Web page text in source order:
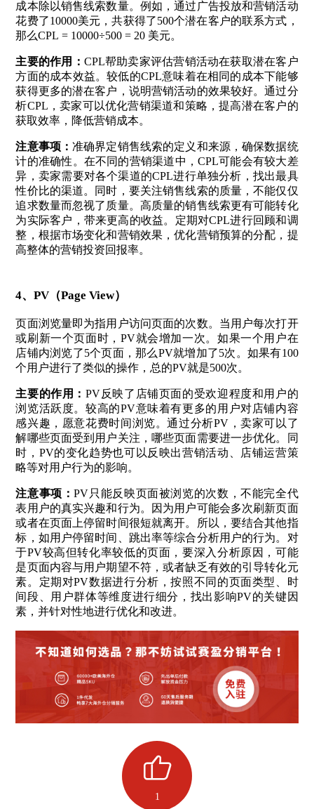
成本除以销售线索数量。例如，通过广告投放和营销活动
花费了10000美元，共获得了500个潜在客户的联系方式，
那么CPL = 10000÷500 = 20 美元。
主要的作用： CPL帮助卖家评估营销活动在获取潜在客户
方面的成本效益。较低的CPL意味着在相同的成本下能够
获得更多的潜在客户，说明营销活动的效果较好。通过分
析CPL，卖家可以优化营销渠道和策略，提高潜在客户的
获取效率，降低营销成本。
注意事项：准确界定销售线索的定义和来源，确保数据统
计的准确性。在不同的营销渠道中，CPL可能会有较大差
异，卖家需要对各个渠道的CPL进行单独分析，找出最具
性价比的渠道。同时，要关注销售线索的质量，不能仅仅
追求数量而忽视了质量。高质量的销售线索更有可能转化
为实际客户，带来更高的收益。定期对CPL进行回顾和调
整，根据市场变化和营销效果，优化营销预算的分配，提
高整体的营销投资回报率。
4、PV（Page View）
页面浏览量即为指用户访问页面的次数。当用户每次打开
或刷新一个页面时，PV就会增加一次。如果一个用户在
店铺内浏览了5个页面，那么PV就增加了5次。如果有100
个用户进行了类似的操作，总的PV就是500次。
主要的作用：PV反映了店铺页面的受欢迎程度和用户的
浏览活跃度。较高的PV意味着有更多的用户对店铺内容
感兴趣，愿意花费时间浏览。通过分析PV，卖家可以了
解哪些页面受到用户关注，哪些页面需要进一步优化。同
时，PV的变化趋势也可以反映出营销活动、店铺运营策
略等对用户行为的影响。
注意事项：PV只能反映页面被浏览的次数，不能完全代
表用户的真实兴趣和行为。因为用户可能会多次刷新页面
或者在页面上停留时间很短就离开。所以，要结合其他指
标，如用户停留时间、跳出率等综合分析用户的行为。对
于PV较高但转化率较低的页面，要深入分析原因，可能
是页面内容与用户期望不符，或者缺乏有效的引导转化元
素。定期对PV数据进行分析，按照不同的页面类型、时
间段、用户群体等维度进行细分，找出影响PV的关键因
素，并针对性地进行优化和改进。
1